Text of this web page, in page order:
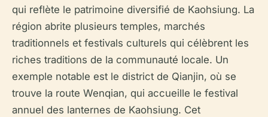
qui reflète le patrimoine diversifié de Kaohsiung. La
région abrite plusieurs temples, marchés
traditionnels et festivals culturels qui célèbrent les
riches traditions de la communauté locale. Un
exemple notable est le district de Qianjin, où se
trouve la route Wenqian, qui accueille le festival
annuel des lanternes de Kaohsiung. Cet